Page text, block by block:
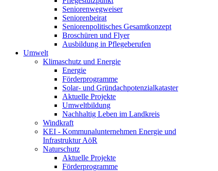
Seniorenwegweiser
Seniorenbeirat
Seniorenpolitisches Gesamtkonzept
Broschüren und Flyer
Ausbildung in Pflegeberufen
Umwelt
Klimaschutz und Energie
Energie
Förderprogramme
Solar- und Gründachpotenzialkataster
Aktuelle Projekte
Umweltbildung
Nachhaltig Leben im Landkreis
Windkraft
KEI - Kommunalunternehmen Energie und
Infrastruktur AöR
Naturschutz
Aktuelle Projekte
Förderprogramme